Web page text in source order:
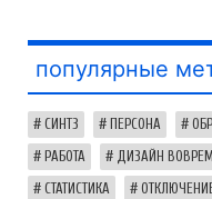
популярные
СИНТЗ ПЕРСОНА
РАБОТА ДИЗАЙН
СТАТИСТИКА